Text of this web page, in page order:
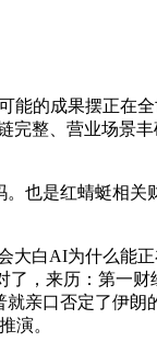
成果摆正在
整、营业场景
是红蜻蜓相关
白AI为什么能
，来历：第一
亲口否定了伊
演。